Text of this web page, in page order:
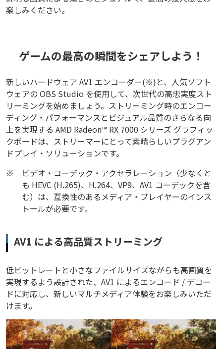
楽しみください。
ゲームの最高の瞬間をシェアしよう！
新しいハードウェア AV1 エンコーダー(※)と、人気ソフト
ウェアの OBS Studio を使用して、次世代の高忠実度スト
リーミングを始めましょう。ストリーミング時のエンコー
ディング・パフォーマンスとビジュアル品質のさらなる向
上を実現する AMD Radeon™ RX 7000 シリーズ グラフィッ
クボードは、ストリーマーにとって素晴らしいプラグアン
ドプレイ・ソリューションです。
※
ビデオ・コーデック・アクセラレーション（少なくと
も HEVC (H.265)、H.264、VP9、AV1 コーデックを含
む）は、互換性のあるメディア・プレイヤーのインス
トールが必要です。
AV1 による高品質ストリーミング
低ビットレートと小さなファイルサイズながらも高画質を
実現するよう設計された、AV1 によるエンコード / デコー
ドに対応し、新しいマルチメディア体験をお楽しみいただ
けます。